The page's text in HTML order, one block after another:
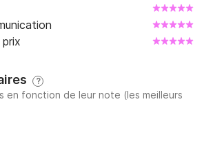
?
en fonction de leur note (les meilleurs